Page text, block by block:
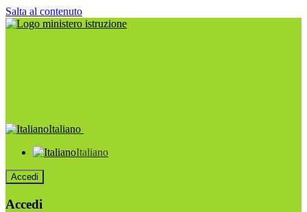
Salta al contenuto
Italiano
Italiano
Accedi
Accedi